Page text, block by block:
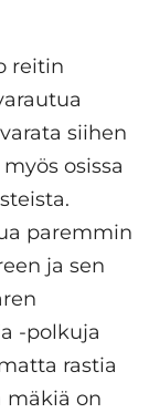
reitin
siihen
osissa
paremmin
ja sen
-polkuja
rastia
mäkiä on